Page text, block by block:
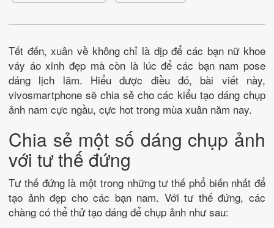
Tết đến, xuân về không chỉ là dịp để các bạn nữ khoe
váy áo xinh đẹp mà còn là lúc để các bạn nam pose
dáng lịch lãm. Hiểu được điều đó, bài viết này,
vivosmartphone sẽ chia sẻ cho các kiểu tạo dáng chụp
ảnh nam cực ngầu, cực hot trong mùa xuân năm nay.
Chia sẻ một số dáng chụp ảnh
với tư thế đứng
Tư thế đứng là một trong những tư thế phổ biến nhất để
tạo ảnh đẹp cho các bạn nam. Với tư thế đứng, các
chàng có thể thử tạo dáng để chụp ảnh như sau: